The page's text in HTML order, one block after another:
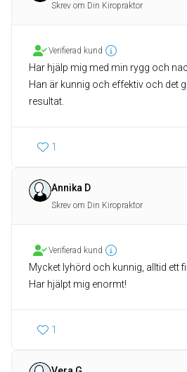
Skrev om Din Kiropraktor
Verifierad kund
Har hjälp mig med min rygg och
Han är kunnig och effektiv och det
resultat.
1
Annika D
Skrev om Din Kiropraktor
Verifierad kund
Mycket lyhörd och kunnig, alltid ett
Har hjälpt mig enormt!
1